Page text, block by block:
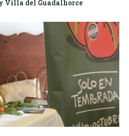
Villa del Guadalhorce